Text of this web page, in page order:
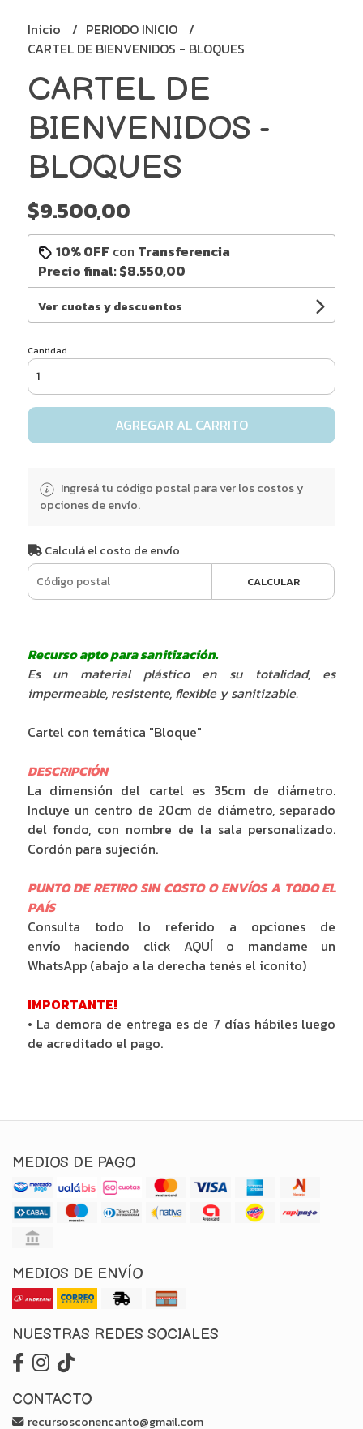
Inicio
PERIODO INICIO
CARTEL DE BIENVENIDOS - BLOQUES
CARTEL DE
BIENVENIDOS -
BLOQUES
$9.500,00
10% OFF con Transferencia
Precio final:$8.550,00
Ver cuotas y descuentos
Cantidad
AGREGAR AL CARRITO
Ingresá tu código postal para ver los costos y
opciones de envío.
Calculá el costo de envío
CALCULAR
Recurso apto para sanitización.
Es un material plástico en su totalidad, es
impermeable, resistente, flexible y sanitizable.
Cartel con temática "Bloque"
DESCRIPCIÓN
La dimensión del cartel es 35cm de diámetro.
Incluye un centro de 20cm de diámetro, separado
del fondo, con nombre de la sala personalizado.
Cordón para sujeción.
PUNTO DE RETIRO SIN COSTO O ENVÍOS A TODO EL
PAÍS
Consulta todo lo referido a opciones de
envío haciendo click AQUÍ o mandame un
WhatsApp (abajo a la derecha tenés el iconito)
IMPORTANTE!
• La demora de entrega es de 7 días hábiles luego
de acreditado el pago.
MEDIOS DE PAGO
MEDIOS DE ENVÍO
NUESTRAS REDES SOCIALES
CONTACTO
recursosconencanto@gmail.com